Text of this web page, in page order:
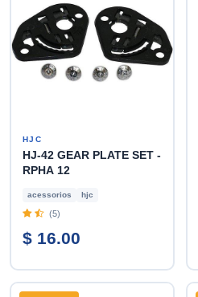
HJC
HJ-42 GEAR PLATE SET -
RPHA 12
acessorios hjc
(5)
$ 16.00